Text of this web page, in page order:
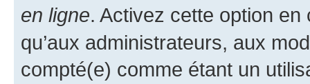
en ligne. Activez cette option
qu’aux administrateurs, aux
compté(e) comme étant un